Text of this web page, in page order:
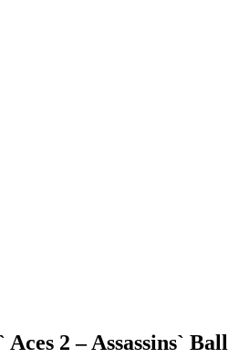
2 – Assassins` Ball